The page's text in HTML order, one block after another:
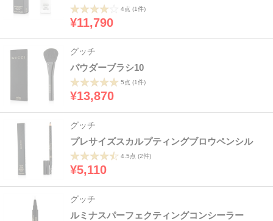
4点 (1件)
¥11,790
グッチ
パウダーブラシ10
5点 (1件)
¥13,870
グッチ
プレサイズスカルプティングブロウペンシル
4.5点 (2件)
¥5,110
グッチ
ルミナスパーフェクティングコンシーラー